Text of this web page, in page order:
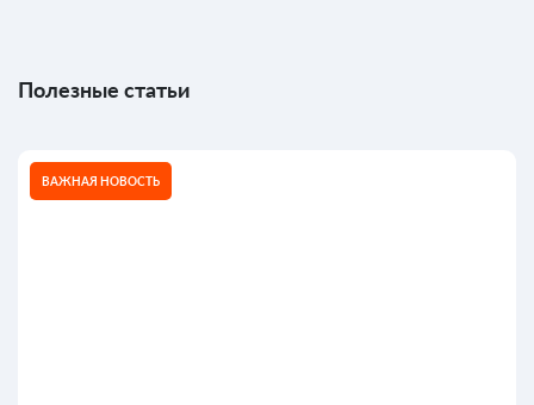
Полезные статьи
ВАЖНАЯ НОВОСТЬ